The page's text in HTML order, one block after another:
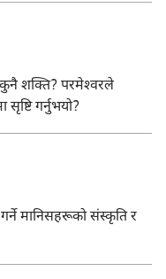
शक्‍ति? परमेश्‍वरले
गर्नुभयो?
मानिसहरूको संस्कृति र